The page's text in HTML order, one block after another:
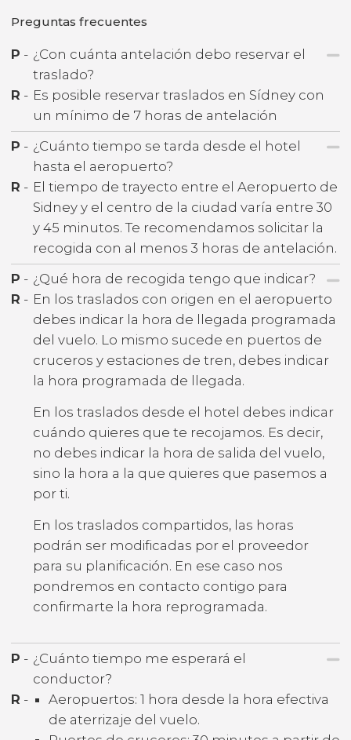
Preguntas frecuentes
P - ¿Con cuánta antelación debo reservar el
traslado?
R - Es posible reservar traslados en Sídney con
un mínimo de 7 horas de antelación
P - ¿Cuánto tiempo se tarda desde el hotel
hasta el aeropuerto?
R - El tiempo de trayecto entre el Aeropuerto de
Sidney y el centro de la ciudad varía entre 30
y 45 minutos. Te recomendamos solicitar la
recogida con al menos 3 horas de antelación.
P - ¿Qué hora de recogida tengo que indicar?
R - En los traslados con origen en el aeropuerto
debes indicar la hora de llegada programada
del vuelo. Lo mismo sucede en puertos de
cruceros y estaciones de tren, debes indicar
la hora programada de llegada.
En los traslados desde el hotel debes indicar
cuándo quieres que te recojamos. Es decir,
no debes indicar la hora de salida del vuelo,
sino la hora a la que quieres que pasemos a
por ti.
En los traslados compartidos, las horas
podrán ser modificadas por el proveedor
para su planificación. En ese caso nos
pondremos en contacto contigo para
confirmarte la hora reprogramada.
P - ¿Cuánto tiempo me esperará el
conductor?
R -
Aeropuertos: 1 hora desde la hora efectiva
de aterrizaje del vuelo.